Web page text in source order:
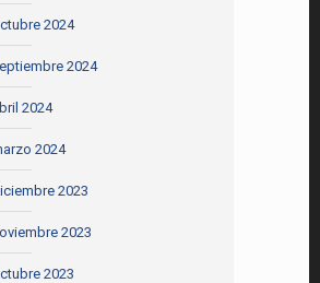
2024
2024
2024
2024
2023
2023
2023